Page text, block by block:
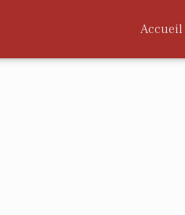
Accueil